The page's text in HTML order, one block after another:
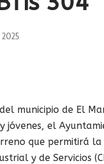
2025
municipio de El
jóvenes, el
que permitirá
y de Servicios